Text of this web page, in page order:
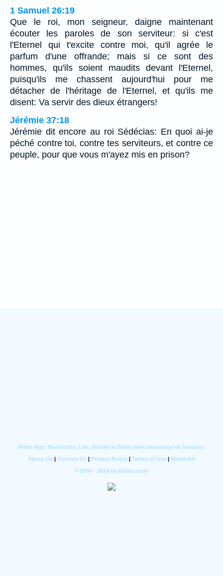
1 Samuel 26:19
Que le roi, mon seigneur, daigne maintenant
écouter les paroles de son serviteur: si c'est
l'Eternel qui t'excite contre moi, qu'il agrée le
parfum d'une offrande; mais si ce sont des
hommes, qu'ils soient maudits devant l'Eternel,
puisqu'ils me chassent aujourd'hui pour me
détacher de l'héritage de l'Eternel, et qu'ils me
disent: Va servir des dieux étrangers!
Jérémie 37:18
Jérémie dit encore au roi Sédécias: En quoi ai-je
péché contre toi, contre tes serviteurs, et contre ce
peuple, pour que vous m'ayez mis en prison?